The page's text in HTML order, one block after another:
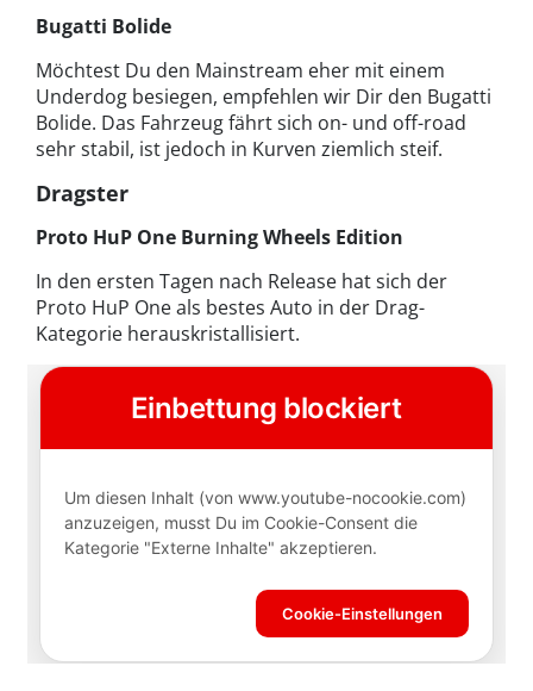
Bugatti Bolide
Möchtest Du den Mainstream eher mit einem
Underdog besiegen, empfehlen wir Dir den Bugatti
Bolide. Das Fahrzeug fährt sich on- und off-road
sehr stabil, ist jedoch in Kurven ziemlich steif.
Dragster
Proto HuP One Burning Wheels Edition
In den ersten Tagen nach Release hat sich der
Proto HuP One als bestes Auto in der Drag-
Kategorie herauskristallisiert.